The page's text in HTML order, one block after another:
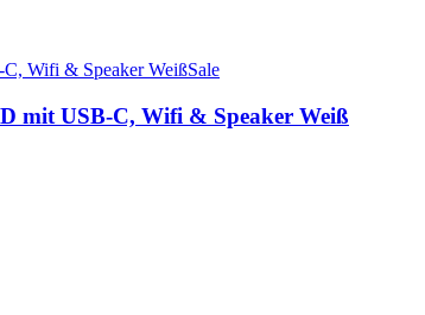
Sale
mit USB-C, Wifi & Speaker Weiß